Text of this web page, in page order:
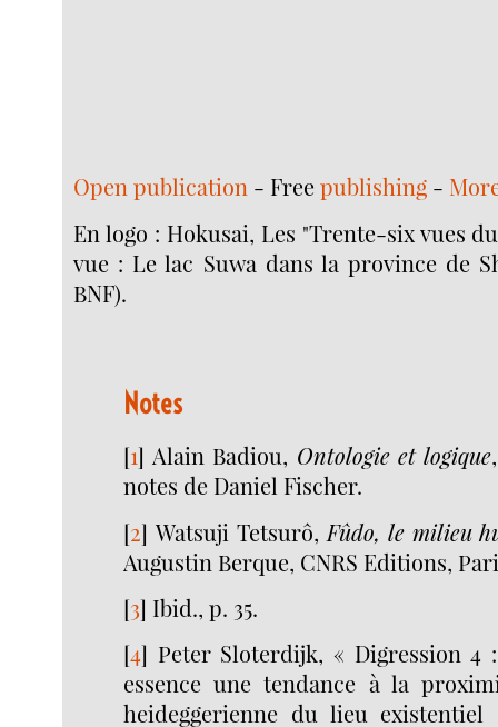
Open publication - Freepublishing -
En logo : Hokusai, Les "Trente-six vues
vue : Le lac Suwa dans la province de
BNF).
Notes
[1] Alain Badiou, Ontologie et logique
notes de Daniel Fischer.
[2]Watsuji Tetsurô, Fûdo, le milieu
Augustin Berque, CNRS Editions,
[3] Ibid., p. 35.
[4] Peter Sloterdijk, « Digression 4
essence une tendance à la
heideggerienne du lieu